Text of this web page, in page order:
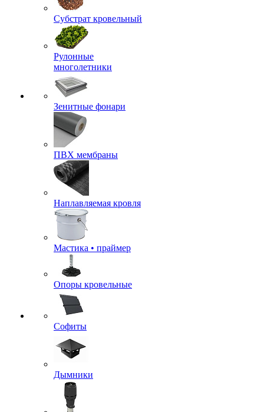
Субстрат кровельный
Рулонные
многолетники
Зенитные фонари
ПВХ мембраны
Наплавляемая кровля
Мастика • праймер
Опоры кровельные
Софиты
Дымники